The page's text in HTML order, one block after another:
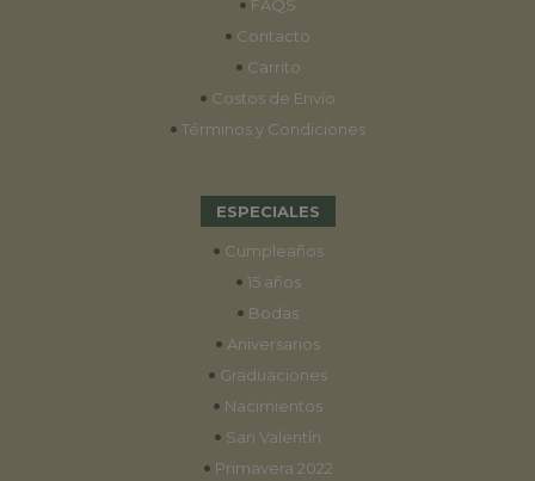
FAQS
• Contacto
• Carrito
• Costos de Envío
• Términos y Condiciones
ESPECIALES
• Cumpleaños
• 15 años
• Bodas
• Aniversarios
• Graduaciones
• Nacimientos
• San Valentín
• Primavera 2022